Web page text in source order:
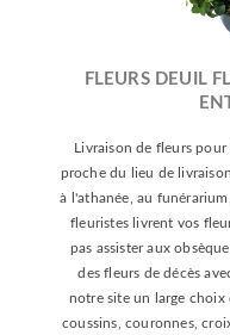
FLEURS DEUIL
Livraison de fleurs
proche du lieu de
à l'athanée, au
fleuristes livrent vos
pas assister aux
des fleurs de décès
notre site un large choix
coussins, couronnes,